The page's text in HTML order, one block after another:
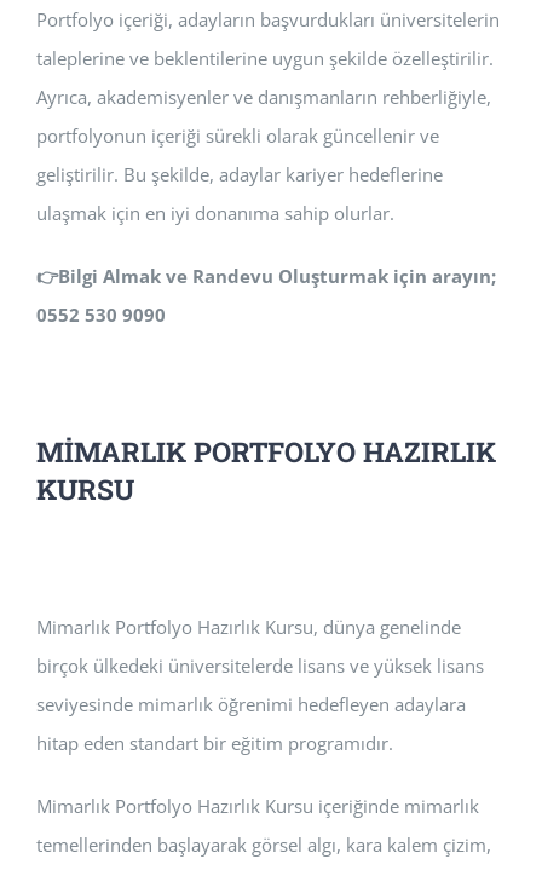
Portfolyo içeriği, adayların başvurdukları üniversitelerin
taleplerine ve beklentilerine uygun şekilde özelleştirilir.
Ayrıca, akademisyenler ve danışmanların rehberliğiyle,
portfolyonun içeriği sürekli olarak güncellenir ve
geliştirilir. Bu şekilde, adaylar kariyer hedeflerine
ulaşmak için en iyi donanıma sahip olurlar.
👉Bilgi Almak ve Randevu Oluşturmak için arayın;
0552 530 9090
MİMARLIK PORTFOLYO HAZIRLIK
KURSU
Mimarlık Portfolyo Hazırlık Kursu, dünya genelinde
birçok ülkedeki üniversitelerde lisans ve yüksek lisans
seviyesinde mimarlık öğrenimi hedefleyen adaylara
hitap eden standart bir eğitim programıdır.
Mimarlık Portfolyo Hazırlık Kursu içeriğinde mimarlık
temellerinden başlayarak görsel algı, kara kalem çizim,